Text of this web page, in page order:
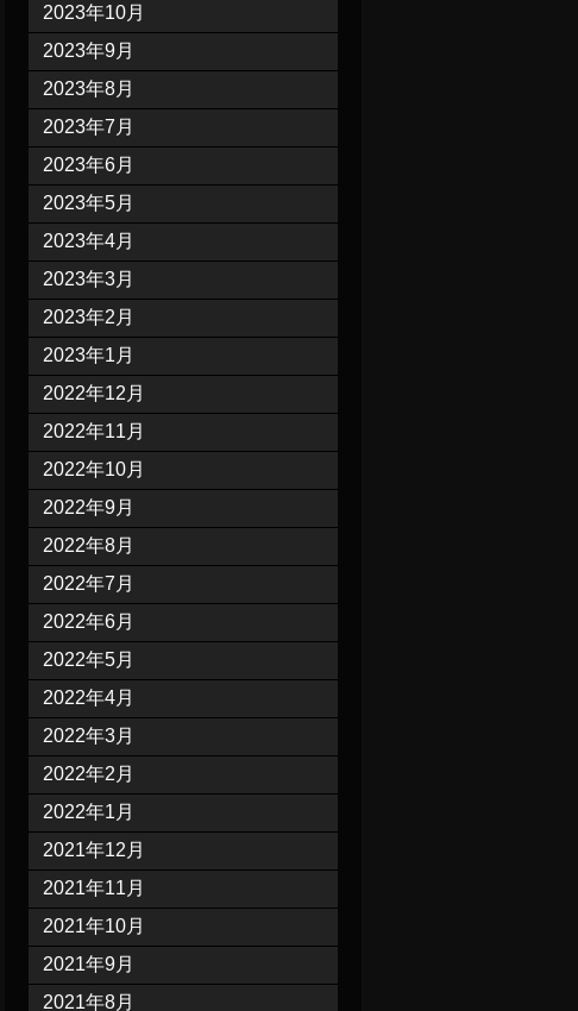
2023年10月
2023年9月
2023年8月
2023年7月
2023年6月
2023年5月
2023年4月
2023年3月
2023年2月
2023年1月
2022年12月
2022年11月
2022年10月
2022年9月
2022年8月
2022年7月
2022年6月
2022年5月
2022年4月
2022年3月
2022年2月
2022年1月
2021年12月
2021年11月
2021年10月
2021年9月
2021年8月